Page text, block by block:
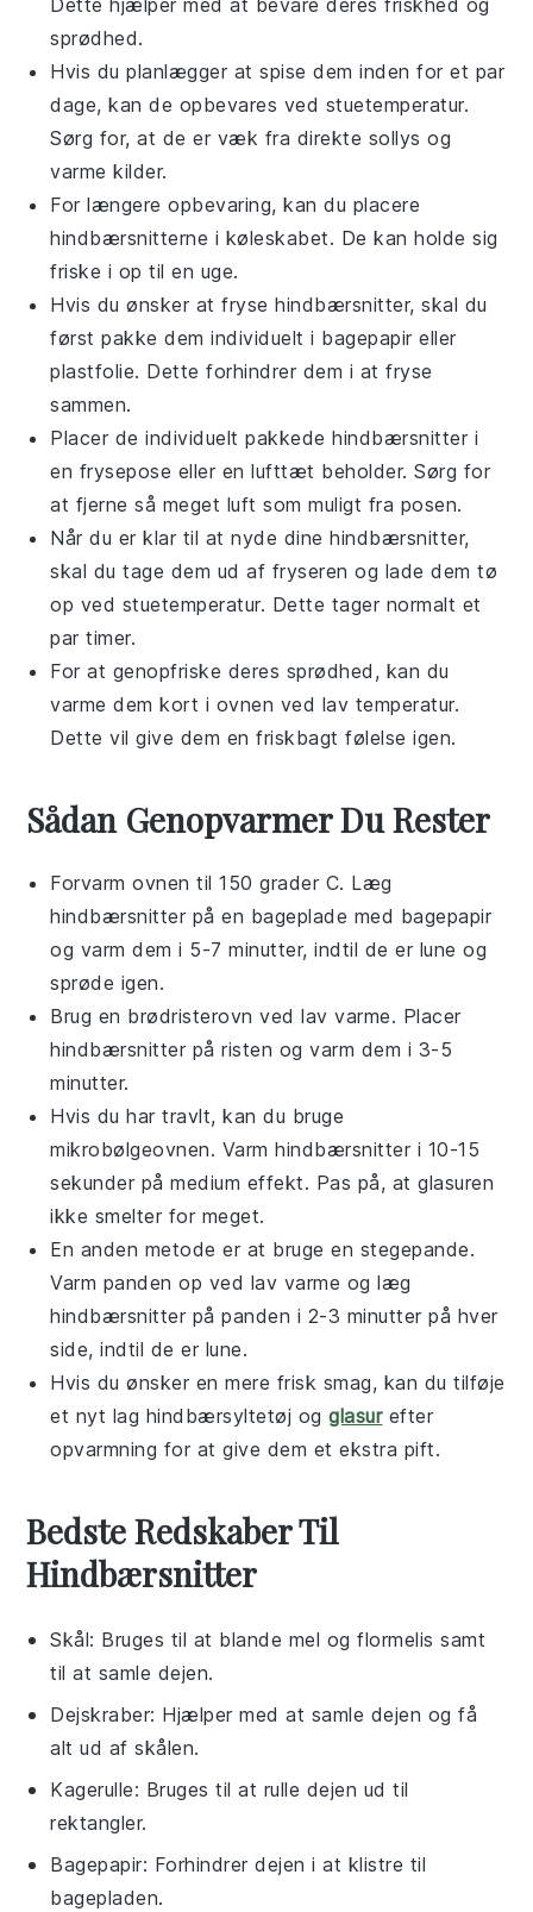
Dette hjælper med at bevare deres friskhed og
sprødhed.
Hvis du planlægger at spise dem inden for et par
dage, kan de opbevares ved stuetemperatur.
Sørg for, at de er væk fra direkte sollys og
varme kilder.
For længere opbevaring, kan du placere
hindbærsnitterne i køleskabet. De kan holde sig
friske i op til en uge.
Hvis du ønsker at frysehindbærsnitter, skal du
først pakke dem individuelt i bagepapir eller
plastfolie. Dette forhindrer dem i at fryse
sammen.
Placer de individuelt pakkedehindbærsnitter i
en frysepose eller en lufttæt beholder. Sørg for
at fjerne så meget luft som muligt fra posen.
Når du er klar til at nyde dinehindbærsnitter,
skal du tage dem ud af fryseren og lade dem tø
op ved stuetemperatur. Dette tager normalt et
par timer.
For at genopfriske deres sprødhed, kan du
varme dem kort i ovnen ved lav temperatur.
Dette vil give dem en friskbagt følelse igen.
Sådan Genopvarmer Du Rester
Forvarm ovnen til 150 grader C. Læg
hindbærsnitter på en bageplade med bagepapir
og varm dem i 5-7 minutter, indtil de er lune og
sprøde igen.
Brug en brødristerovn ved lav varme. Placer
hindbærsnitter på risten og varm dem i 3-5
minutter.
Hvis du har travlt, kan du bruge
mikrobølgeovnen. Varmhindbærsnitter i 10-15
sekunder på medium effekt. Pas på, at glasuren
ikke smelter for meget.
En anden metode er at bruge en stegepande.
Varm panden op ved lav varme og læg
hindbærsnitter på panden i 2-3 minutter på hver
side, indtil de er lune.
Hvis du ønsker en mere frisk smag, kan du tilføje
et nyt lag hindbærsyltetøj ogglasurefter
opvarmning for at give dem et ekstra pift.
Bedste Redskaber Til
Hindbærsnitter
Skål: Bruges til at blande mel og flormelis samt
til at samle dejen.
Dejskraber: Hjælper med at samle dejen og få
alt ud af skålen.
Kagerulle: Bruges til at rulle dejen ud til
rektangler.
Bagepapir: Forhindrer dejen i at klistre til
bagepladen.